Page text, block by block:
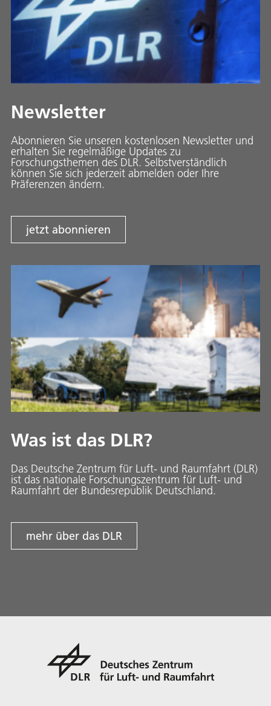
Newsletter
Abonnieren Sie unseren kostenlosen Newsletter und
erhalten Sie regelmäßige Updates zu
Forschungsthemen des DLR. Selbstverständlich
können Sie sich jederzeit abmelden oder Ihre
Präferenzen ändern.
jetzt abonnieren
Was ist das DLR?
Das Deutsche Zentrum für Luft- und Raumfahrt (DLR)
ist das nationale Forschungszentrum für Luft- und
Raumfahrt der Bundesrepublik Deutschland.
mehr über das DLR